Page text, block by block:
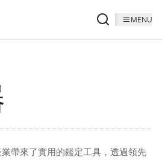
MENU
帶來了實用的鑑定工具，透過領先